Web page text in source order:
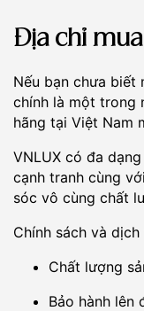
Địa chỉ
Nếu bạn chưa biết
chính là một trong
hãng tại Việt Nam
VNLUX có đa
cạnh tranh cùng
sóc vô cùng chất
Chính sách và
Chất lượng
Bảo hành lên